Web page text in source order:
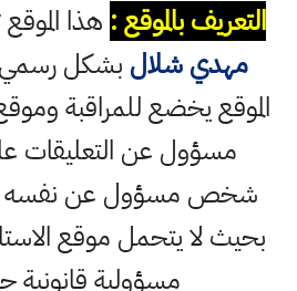
التعريف بالموقع : هذا
مهدي شلال بشكل رسمي
الموقع يخضع للمراقبة
مسؤول عن التعليقات
شخص مسؤول عن نفسه
بحيث لا يتحمل موقع
مسؤولية قانونية